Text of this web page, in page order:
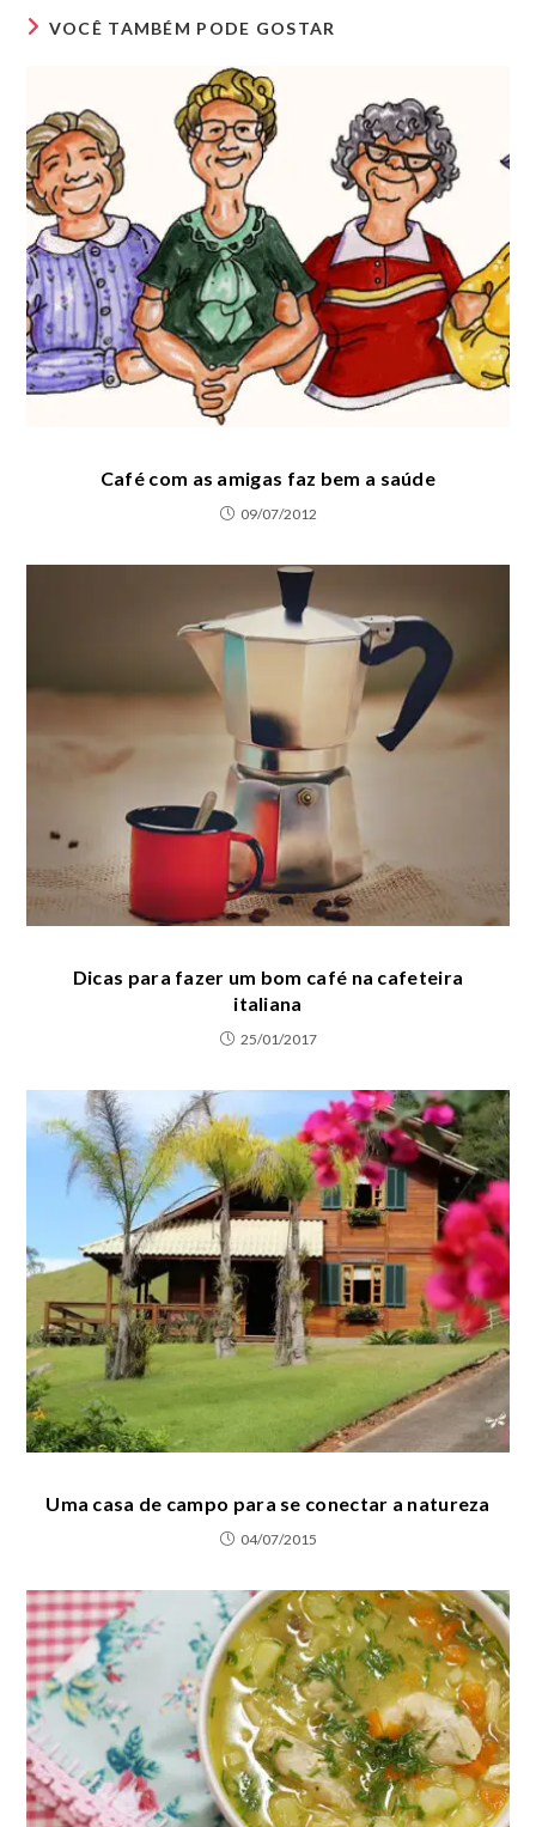
VOCÊ TAMBÉM PODE GOSTAR
Café com as amigas faz bem a saúde
09/07/2012
Dicas para fazer um bom café na cafeteira
italiana
25/01/2017
Uma casa de campo para se conectar a natureza
04/07/2015